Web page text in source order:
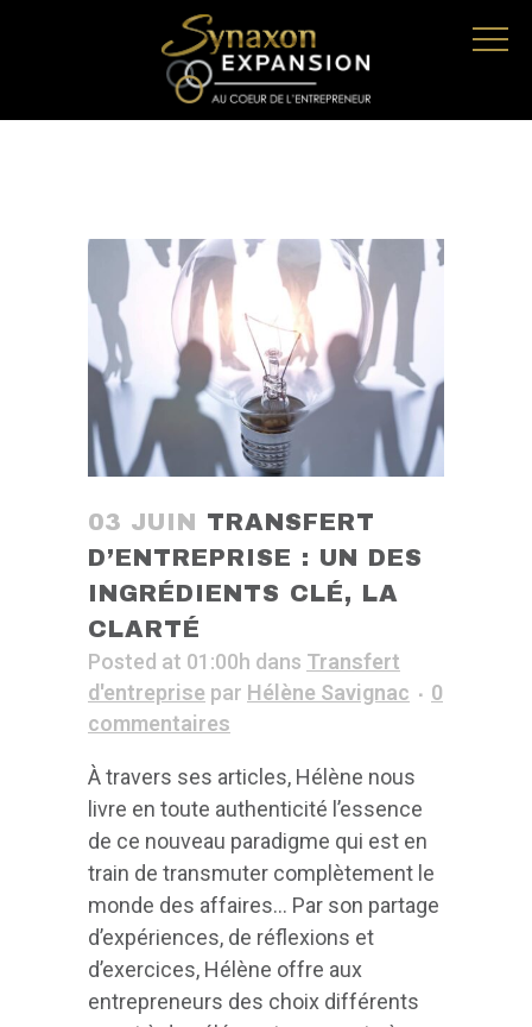
03 JUIN TRANSFERT
D’ENTREPRISE : UN DES
INGRÉDIENTS CLÉ, LA
CLARTÉ
Posted at 01:00h dans Transfert
d'entreprise par Hélène Savignac
0
commentaires
À travers ses articles, Hélène nous
livre en toute authenticité l’essence
de ce nouveau paradigme qui est en
train de transmuter complètement le
monde des affaires… Par son partage
d’expériences, de réflexions et
d’exercices, Hélène offre aux
entrepreneurs des choix différents